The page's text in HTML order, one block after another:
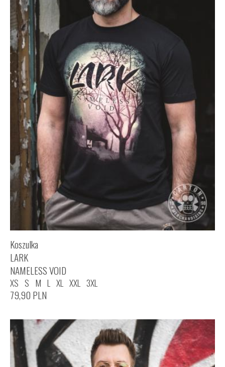
Koszulka
LARK
NAMELESS VOID
XS S M L XL XXL 3XL
79,90 PLN